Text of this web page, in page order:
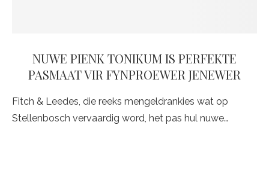
NUWE PIENK TONIKUM IS PERFEKTE
PASMAAT VIR FYNPROEWER JENEWER
Fitch & Leedes, die reeks mengeldrankies wat op
Stellenbosch vervaardig word, het pas hul nuwe…